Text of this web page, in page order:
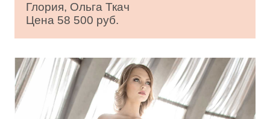
Глория, Ольга Ткач
Цена 58 500 руб.